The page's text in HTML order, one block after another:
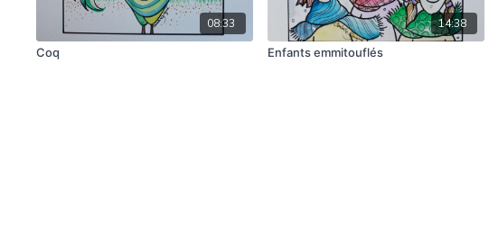
08:33
Coq
14:38
Enfants emmitouflés